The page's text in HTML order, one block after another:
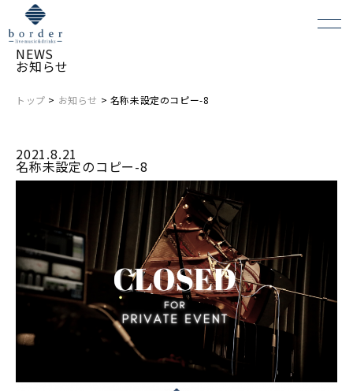
NEWS
お知らせ
トップ > お知らせ > 名称未設定のコピー-8
2021.8.21
名称未設定のコピー-8